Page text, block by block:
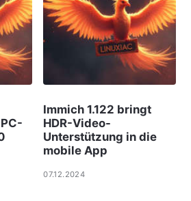
Immich 1.122 bringt
HDR-Video-
Unterstützung in die
mobile App
07.12.2024